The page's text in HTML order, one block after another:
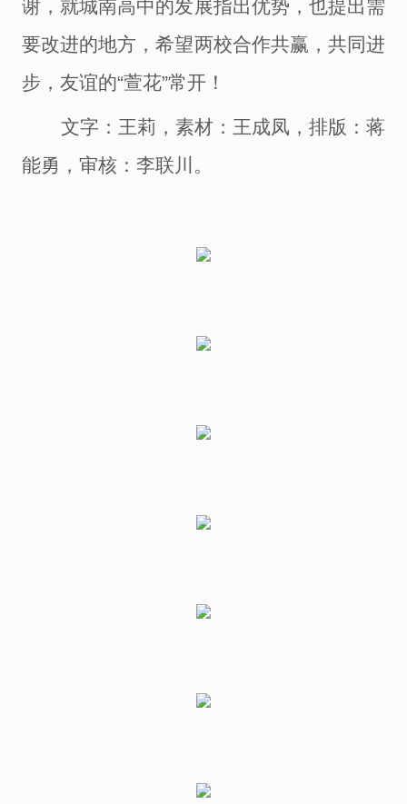
谢，就城南高中的发展指出优势，也提出需
要改进的地方 ，希望两校合作共赢，共同进
步，友谊的“萱花”常开！
文字：王莉，素材：王成凤，排版：蒋
能勇，审核：李联川。